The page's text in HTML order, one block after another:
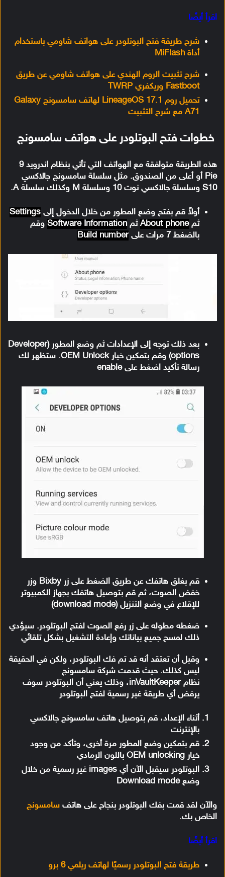
اقرأ أيضًا
شرح طريقة فتح البوتلودر على هواتف شاومي باستخدام
أداة MiFlash
شرح تثبيت الروم الهندي على هواتف شاومي عن طريق
Fastboot وريكفري TWRP
تحميل روم LineageOS 17.1 لهاتف سامسونج Galaxy
A71 مع شرح التثبيت
خطوات فتح البوتلودر على هواتف سامسونج
هذه الطريقة متوافقة مع الهواتف التي تأتي بنظام اندرويد 9
Pie أو أعلى من الصندوق. مثل سلسلة سامسونج جالاكسي
S10 وسلسلة جالاكسي نوت 10 وسلسلة M وكذلك سلسلة A.
أولاً قم بفتح وضع المطور من خلال الدخول إلى Settings
ثمAbout phone ثم Software Information وقم
بالضغط 7 مرات على
Build number
بعد ذلك توجه إلى الإعدادات ثم وضع المطور (Developer
options) وقم بتمكين خيار OEM Unlock. ستظهر لك
رسالة تأكيد اضغط على enable
قم بغلق هاتفك عن طريق الضغط على زر Bixby وزر
خفض الصوت، ثم قم بتوصيل هاتفك بجهاز الكمبيوتر
للإقلاع في وضع التنزيل (download mode)
ضغطه مطوله على زر رفع الصوت لفتح البوتلودر. سيؤدي
ذلك لمسح جميع بياناتك وإعادة التشغيل بشكل تلقائي
وقبل أن تعتقد أنه قد تم فك البوتلودر، ولكن في الحقيقة
ليس كذلك. حيث قدمت شركة سامسونج
نظام inVaultKeeper، وذلك يعني أن البوتلودر سوف
يرفض أي طريقة غير رسمية لفتح البوتلودر
أثناء الإعداد، قم بتوصيل هاتف سامسونج جالاكسي
بالإنترنت
قم بتمكين وضع المطور مرة أخرى، وتأكد من وجود
خيار OEM unlocking باللون الرمادي
البوتلودر سيقبل الآن أي images غير رسمية من خلال
وضع Download mode
والآن لقد قمت بفك البوتلودر بنجاح على هاتف سامسونج
الخاص بك.
اقرأ أيضًا
طريقة فتح البوتلودر رسميًا لهاتف ريلمي 6 برو